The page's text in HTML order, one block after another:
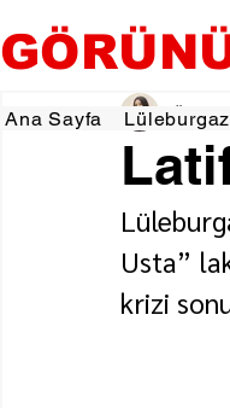
Ana Sayfa Lüleburgaz
Özlem
Usta”
krizi